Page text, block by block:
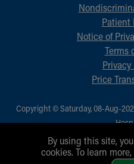
Patient
Notice of
Terms
Price
Copyright © Saturday, 08-Aug-
All Rights
By using this site,
cookies. To learn